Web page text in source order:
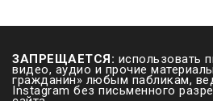
ЗАПРЕЩАЕТСЯ: использовать
видео, аудио и прочие
гражданин» любым пабликам,
Instagram без письменного